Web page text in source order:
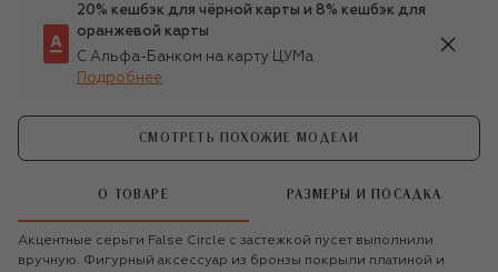
20% кешбэк для чёрной карты и 8% кешбэк для
оранжевой карты
С Альфа-Банком на карту ЦУМа
Подробнее
СМОТРЕТЬ ПОХОЖИЕ МОДЕЛИ
О ТОВАРЕ РАЗМЕРЫ И ПОСАДКА
Акцентные серьги False Circle с застежкой пусет выполнили
вручную. Фигурный аксессуар из бронзы покрыли платиной и